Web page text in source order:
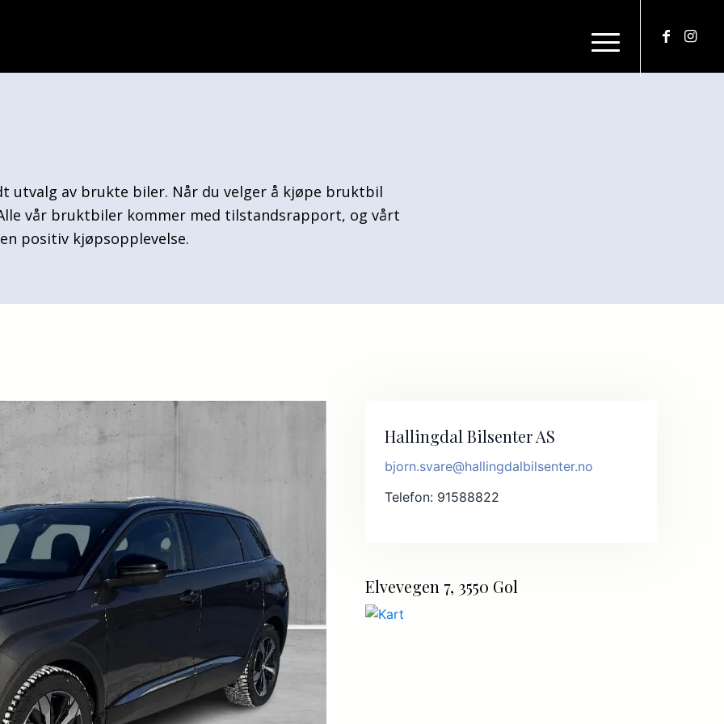
utvalg av brukte biler. Når du velger å kjøpe bruktbil
vår bruktbiler kommer med tilstandsrapport, og vårt
positiv kjøpsopplevelse.
Hallingdal Bilsenter AS
bjorn.svare@hallingdalbilsenter.no
Telefon: 91588822
Elvevegen 7, 3550 Gol